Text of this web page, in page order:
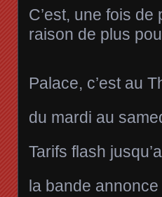
C’est, une fois
raison de plus
Palace, c’est au
du mardi au
Tarifs flash
la bande annonce